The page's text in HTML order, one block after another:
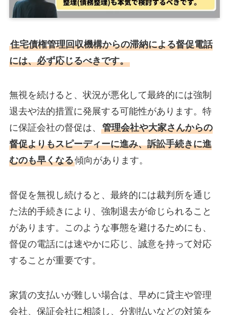
住宅債権管理回収機構からの滞納による督促電話
には、必ず応じるべきです。
無視を続けると、状況が悪化して最終的には強制
退去や法的措置に発展する可能性があります。特
に保証会社の督促は、 管理会社や大家さんからの
督促よりもスピーディーに進み、訴訟手続きに進
むのも早くなる傾向があります。
督促を無視し続けると、最終的には裁判所を通じ
た法的手続きにより、強制退去が命じられること
があります。このような事態を避けるためにも、
督促の電話には速やかに応じ、誠意を持って対応
することが重要です。
家賃の支払いが難しい場合は、早めに貸主や管理
会社、保証会社に相談し、分割払いなどの対策を